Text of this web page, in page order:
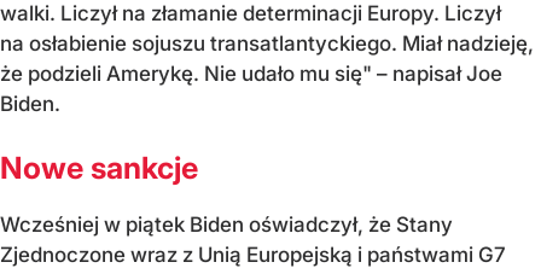
walki. Liczył na złamanie determinacji Europy. Liczył
na osłabienie sojuszu transatlantyckiego. Miał nadzieję,
że podzieli Amerykę. Nie udało mu się" – napisał Joe
Biden.
Nowe sankcje
Wcześniej w piątek Biden oświadczył, że Stany
Zjednoczone wraz z Unią Europejską i państwami G7